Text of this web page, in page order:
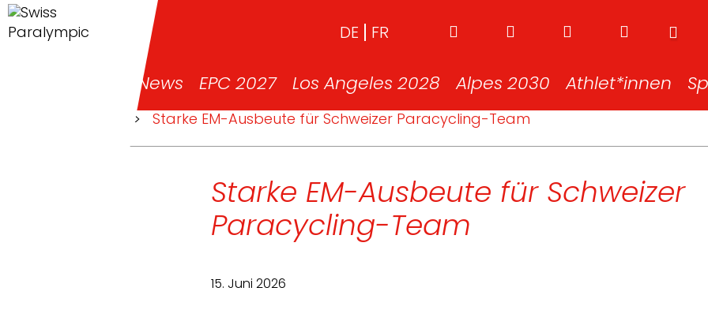
DE FR
News EPC 2027 Los Angeles 2028 Alpes 2030 Athlet*innen
> Starke EM-Ausbeute für Schweizer Paracycling-Team
Starke EM-Ausbeute für Schweizer
Paracycling-Team
15. Juni 2026